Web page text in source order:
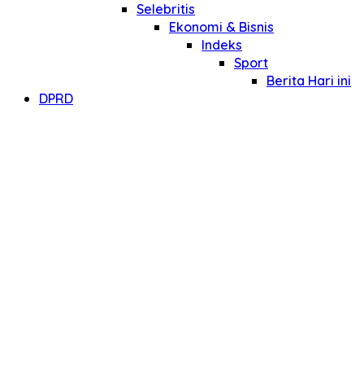
Selebritis
Ekonomi & Bisnis
Indeks
Sport
Berita Hari ini
DPRD